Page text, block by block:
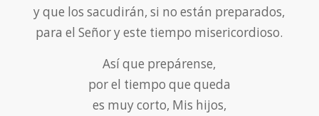
y que los sacudirán, si no están preparados,
para el Señor y este tiempo misericordioso.
Así que prepárense,
por el tiempo que queda
es muy corto, Mis hijos,